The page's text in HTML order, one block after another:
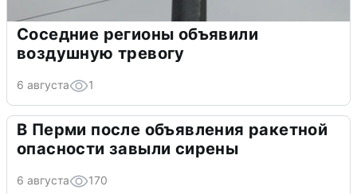
Соседние регионы объявили
воздушную тревогу
6 августа 1
В Перми после объявления ракетной
опасности завыли сирены
6 августа 170